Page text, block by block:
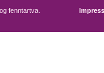
fenntartva.